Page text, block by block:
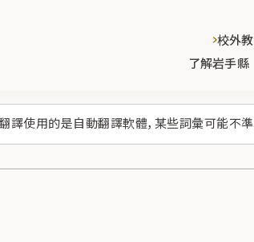
譯使用的是自動翻譯軟體，某些詞彙可能不準
了解岩手縣
校外